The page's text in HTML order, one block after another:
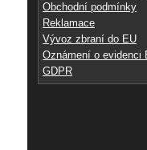
Obchodní podmínky
Reklamace
Vývoz zbraní do EU
Oznámení o evidenci
GDPR